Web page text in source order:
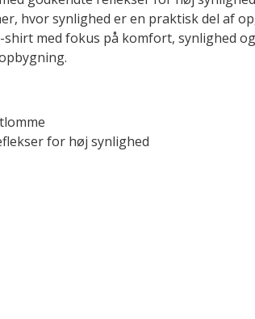
hvor synlighed er en praktisk del af
med fokus på komfort, synlighed
for høj synlighed